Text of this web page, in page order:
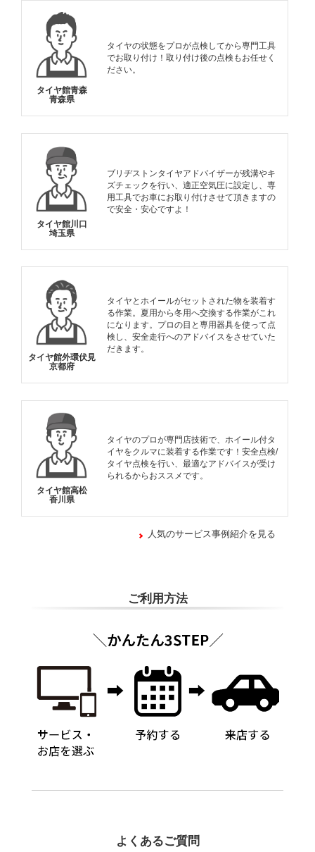
タイヤ館青森
青森県
タイヤの状態をプロが点検してから専門工具
でお取り付け！取り付け後の点検もお任せく
ださい。
タイヤ館川口
埼玉県
ブリヂストンタイヤアドバイザーが残溝やキ
ズチェックを行い、適正空気圧に設定し、専
用工具でお車にお取り付けさせて頂きますの
で安全・安心ですよ！
タイヤ館外環伏見
京都府
タイヤとホイールがセットされた物を装着す
る作業。夏用から冬用へ交換する作業がこれ
になります。プロの目と専用器具を使って点
検し、安全走行へのアドバイスをさせていた
だきます。
タイヤ館高松
香川県
タイヤのプロが専門店技術で、ホイール付タ
イヤをクルマに装着する作業です！安全点検/
タイヤ点検を行い、最適なアドバイスが受け
られるからおススメです。
人気のサービス事例紹介を見る
ご利用方法
よくあるご質問